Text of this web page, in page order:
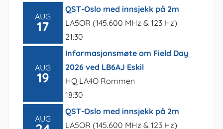
AUG
17
QST-Oslo med innsjekk på 2m
LA5OR (145.600 MHz & 123 Hz)
21:30
AUG
19
Informasjonsmøte om Field Day
2026 ved LB6AJ Eskil
HQ LA4O Rommen
18:30
AUG
QST-Oslo med innsjekk på 2m
LA5OR (145.600 MHz & 123 Hz)